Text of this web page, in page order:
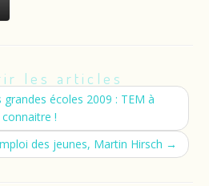
les articles
écoles 2009 : TEM à
connaitre !
des jeunes, Martin Hirsch →